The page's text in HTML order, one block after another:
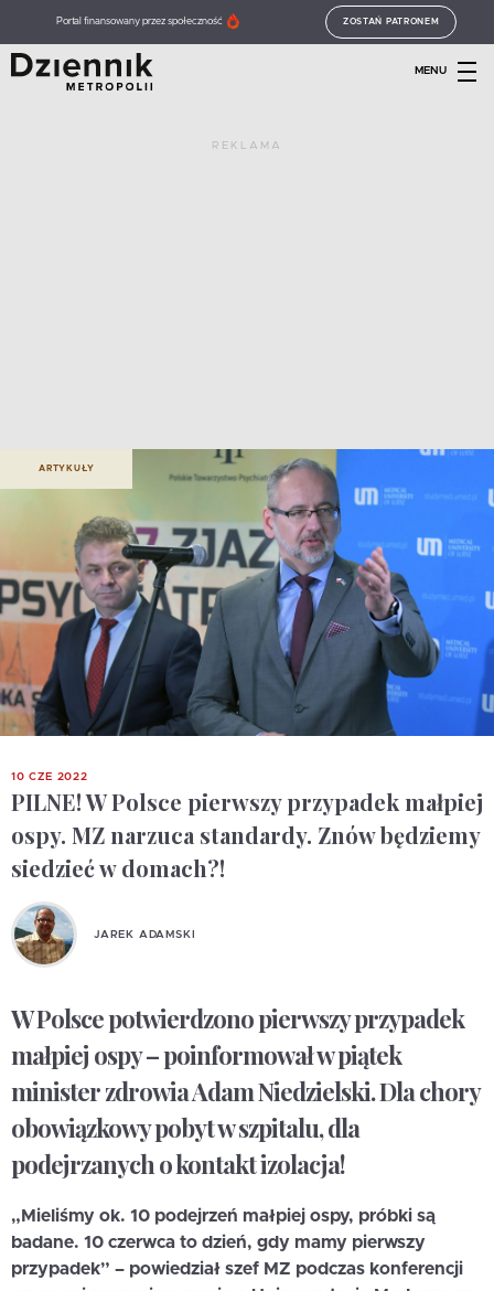
Portal finansowany przez społeczność ZOSTAŃ PATRONEM
MENU
REKLAMA
ARTYKUŁY
10 CZE 2022
PILNE! W Polsce pierwszy przypadek małpiej
ospy. MZ narzuca standardy. Znów będziemy
siedzieć w domach?!
JAREK ADAMSKI
W Polsce potwierdzono pierwszy przypadek
małpiej ospy – poinformował w piątek
minister zdrowia Adam Niedzielski. Dla chory
obowiązkowy pobyt w szpitalu, dla
podejrzanych o kontakt izolacja!
„Mieliśmy ok. 10 podejrzeń małpiej ospy, próbki są
badane. 10 czerwca to dzień, gdy mamy pierwszy
przypadek” – powiedział szef MZ podczas konferencji